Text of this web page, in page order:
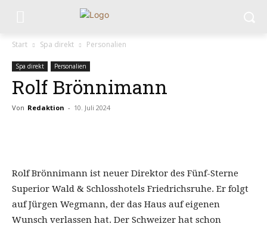
Start Spa direkt Personalien
Spa direkt Personalien
Rolf Brönnimann
Von Redaktion - 10. Juli 2024
Rolf Brönnimann ist neuer Direktor des Fünf-Sterne
Superior Wald & Schlosshotels Friedrichsruhe. Er folgt
auf Jürgen Wegmann, der das Haus auf eigenen
Wunsch verlassen hat. Der Schweizer hat schon